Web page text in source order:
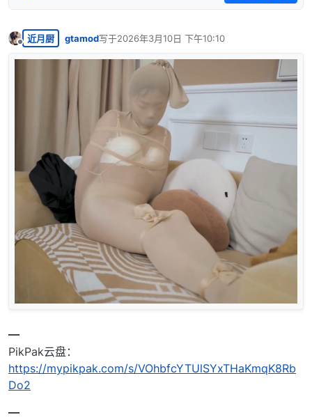
离线
近月厨 gtamod写于2026年3月10日 下午10:10
最后由 编辑
━
PikPak云盘：
https://mypikpak.com/s/VOhbfcYTUlSYxTHaKmqK8Rb
Do2
━